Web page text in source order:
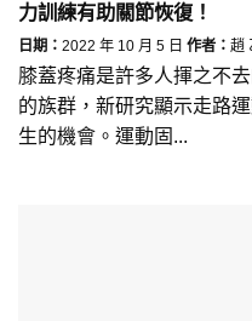
力訓練有助關節恢復！
日期： 2022 年 10 月 5 日 作者： 趙
膝蓋疼痛是許多人揮之不
的族群，新研究顯示走路
生的機會。運動固...